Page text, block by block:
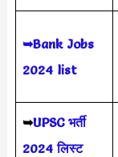
➥Bank Jobs
2024 list
➥UPSC भर्ती
2024 लिस्ट